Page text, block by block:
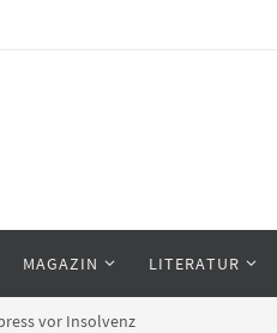
MAGAZIN LITERATUR
vor Insolvenz